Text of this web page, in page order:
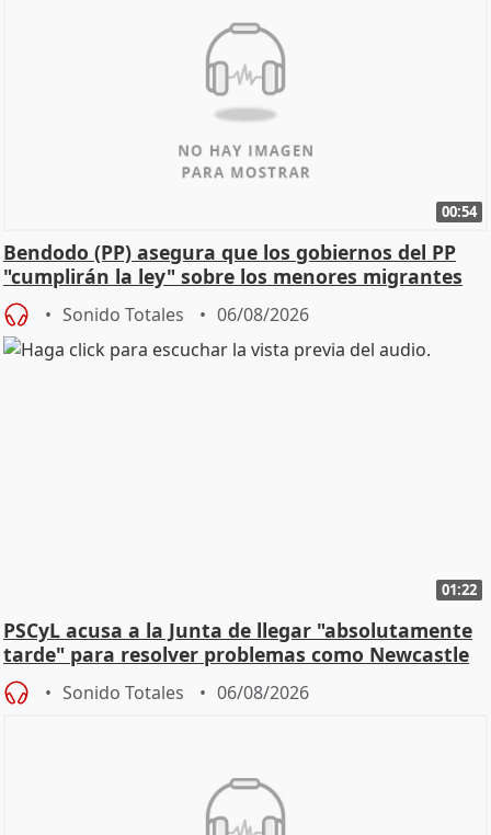
00:54
Bendodo (PP) asegura que los gobiernos del PP
"cumplirán la ley" sobre los menores migrantes
Sonido Totales 06/08/2026
01:22
PSCyL acusa a la Junta de llegar "absolutamente
tarde" para resolver problemas como Newcastle
Sonido Totales 06/08/2026